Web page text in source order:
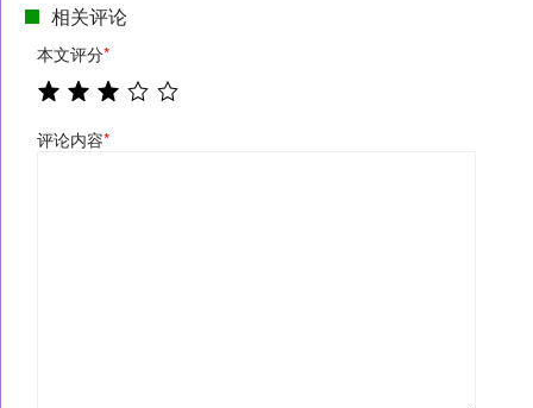
相关评论
本文评分*
评论内容*